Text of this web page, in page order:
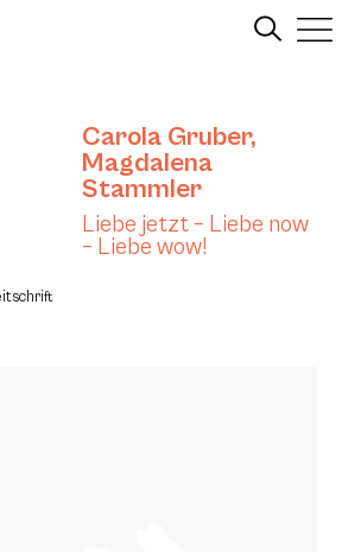
Carola Gruber,
Magdalena
Stammler
Liebe jetzt – Liebe now
– Liebe wow!